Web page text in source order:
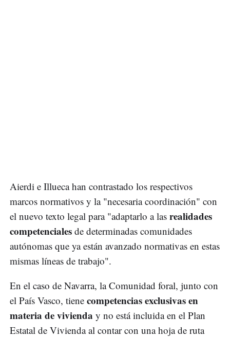
Aierdi e Illueca han contrastado los respectivos
marcos normativos y la "necesaria coordinación" con
el nuevo texto legal para "adaptarlo a las realidades
competenciales de determinadas comunidades
autónomas que ya están avanzado normativas en estas
mismas líneas de trabajo".
En el caso de Navarra, la Comunidad foral, junto con
el País Vasco, tiene competencias exclusivas en
materia de vivienda y no está incluida en el Plan
Estatal de Vivienda al contar con una hoja de ruta